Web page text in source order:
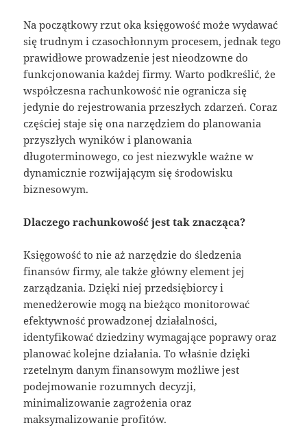
Na początkowy rzut oka księgowość może wydawać
się trudnym i czasochłonnym procesem, jednak tego
prawidłowe prowadzenie jest nieodzowne do
funkcjonowania każdej firmy. Warto podkreślić, że
współczesna rachunkowość nie ogranicza się
jedynie do rejestrowania przeszłych zdarzeń. Coraz
częściej staje się ona narzędziem do planowania
przyszłych wyników i planowania
długoterminowego, co jest niezwykle ważne w
dynamicznie rozwijającym się środowisku
biznesowym.
Dlaczego rachunkowość jest tak znacząca?
Księgowość to nie aż narzędzie do śledzenia
finansów firmy, ale także główny element jej
zarządzania. Dzięki niej przedsiębiorcy i
menedżerowie mogą na bieżąco monitorować
efektywność prowadzonej działalności,
identyfikować dziedziny wymagające poprawy oraz
planować kolejne działania. To właśnie dzięki
rzetelnym danym finansowym możliwe jest
podejmowanie rozumnych decyzji,
minimalizowanie zagrożenia oraz
maksymalizowanie profitów.